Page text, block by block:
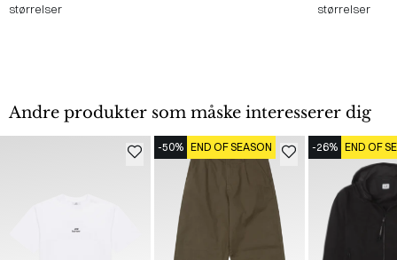
størrelser
størrelser
Andre produkter som måske interesserer dig
-50% END OF SEASON -26% END OF